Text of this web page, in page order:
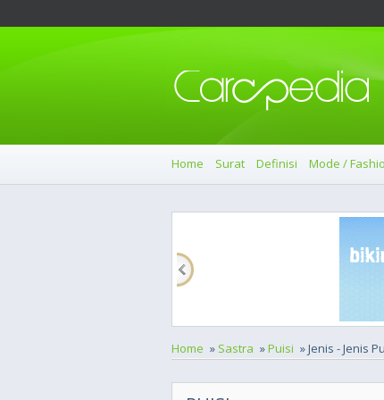
Home Surat Definisi Mode /
Home » Sastra »Puisi » Jenis - Jenis